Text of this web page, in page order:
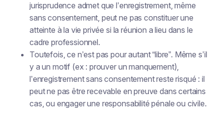
jurisprudence admet que l’enregistrement, même
sans consentement, peut ne pas constituer une
atteinte à la vie privée si la réunion a lieu dans le
cadre professionnel.
Toutefois, ce n’est pas pour autant “libre”. Même s’il
y a un motif (ex : prouver un manquement),
l’enregistrement sans consentement reste risqué : il
peut ne pas être recevable en preuve dans certains
cas, ou engager une responsabilité pénale ou civile.